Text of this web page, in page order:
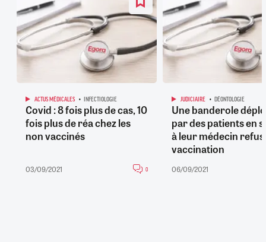
ACTUS MÉDICALES INFECTIOLOGIE
Covid : 8 fois plus de cas, 10
fois plus de réa chez les
non vaccinés
03/09/2021 0
JUDICIAIRE DÉONTOLOGIE
Une banderole
par des patients en
à leur médecin
vaccination
06/09/2021